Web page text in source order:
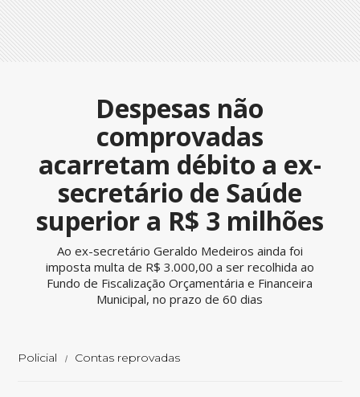
Despesas não
comprovadas
acarretam débito a ex-
secretário de Saúde
superior a R$ 3 milhões
Ao ex-secretário Geraldo Medeiros ainda foi
imposta multa de R$ 3.000,00 a ser recolhida ao
Fundo de Fiscalização Orçamentária e Financeira
Municipal, no prazo de 60 dias
Policial Contas reprovadas